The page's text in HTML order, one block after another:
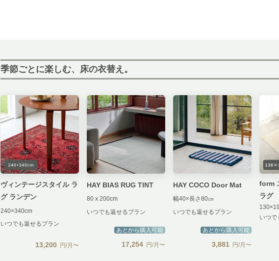
季節ごとに楽しむ、床の衣替え。
ヴィンテージスタイル ラ
グ ランデン
240×340cm
いつでも返せるプラン
13,200 円/月〜
HAY BIAS RUG TINT
80 x 200cm
いつでも返せるプラン
あとから購入可能
17,254 円/月〜
HAY COCO Door Mat
幅40×長さ80㎝
いつでも返せるプラン
あとから購入可能
3,881 円/月〜
form
ラグ
いつで